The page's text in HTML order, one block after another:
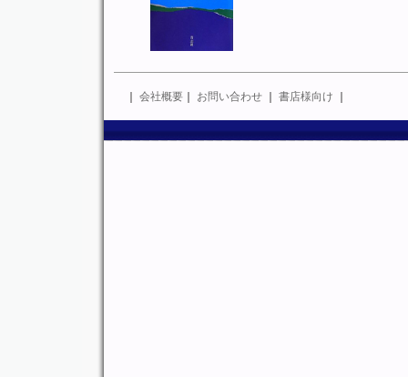
会社概要 お問い合わせ 書店様向け